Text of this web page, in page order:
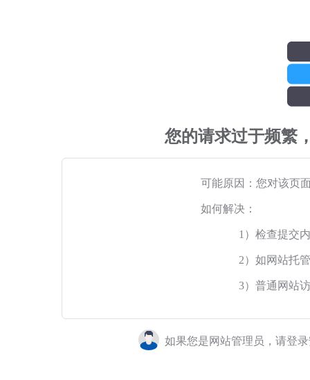
您的请求过于频繁
可能原因：您对该页
如何解决：
1）检查提交
2）如网站托
3）普通网站
如果您是网站管理员，请登